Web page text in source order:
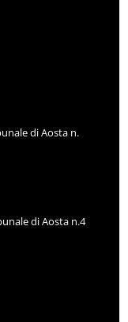
di Aosta n.
di Aosta n.4